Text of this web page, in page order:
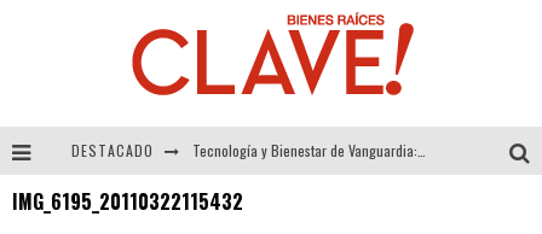
DESTACADO
IMG_6195_20110322115432